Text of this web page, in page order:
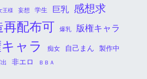
王様 妄想 学生 巨乳 感想求
再配布可 爆乳 版権キャラ
ャラ 痴女 自己まん 製作中
非エロ ＢＢＡ